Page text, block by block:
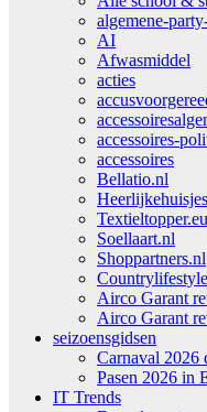
algemene-
AI
Afwasmiddel
acties
accessoires-
accessoires
Bellatio.nl
Textieltopper.eu
Soellaart.nl
Shoppartners.nl
Airco Garant
Airco Garant
seizoensgidsen
Carnaval 2026
Pasen 2026 in
IT Trends